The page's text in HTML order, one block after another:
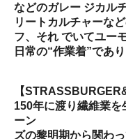
などのガレー ジカル
リートカルチャーな
フ、それ でいてユー
日常の“作業着”であ
【
150年に渡り繊維業
ーン
ズの黎明期から関わ